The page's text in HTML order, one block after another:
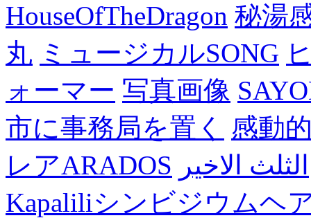
HouseOfTheDragon 秘湯
丸 ミュージカルSONG
ォーマー 写真画像
市に事務局を置く
感動
レアARADOS الثلث الاخير
Kapaliliシンビジウムヘ